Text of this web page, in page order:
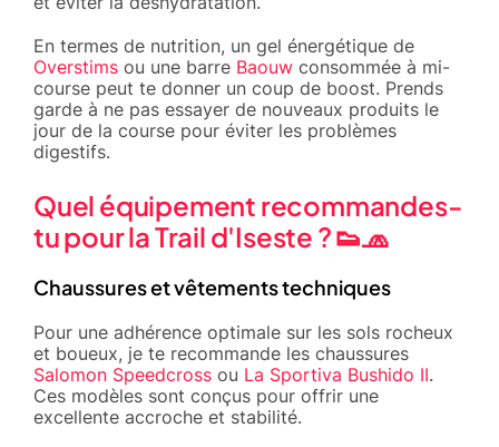
En termes de nutrition, un gel énergétique de
Overstims ou une barre Baouw consommée à mi-
course peut te donner un coup de boost. Prends
garde à ne pas essayer de nouveaux produits le
jour de la course pour éviter les problèmes
digestifs.
Quel équipement recommandes-
tu pour la Trail d'Iseste ? 👟🧢
Chaussures et vêtements techniques
Pour une adhérence optimale sur les sols rocheux
et boueux, je te recommande les chaussures
Salomon Speedcross ou La Sportiva Bushido II.
Ces modèles sont conçus pour offrir une
excellente accroche et stabilité.